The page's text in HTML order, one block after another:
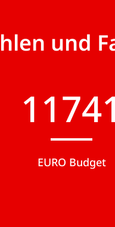
und
12150
EURO Budget